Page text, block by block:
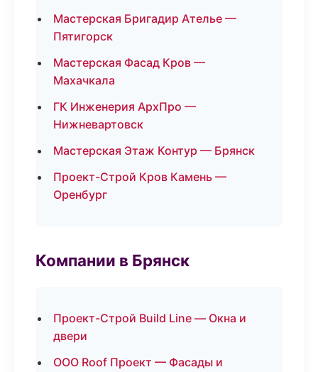
Мастерская Бригадир Ателье —
Пятигорск
Мастерская Фасад Кров —
Махачкала
ГК Инженерия АрхПро —
Нижневартовск
Мастерская Этаж Контур — Брянск
Проект-Строй Кров Камень —
Оренбург
Компании в Брянск
Проект-Строй Build Line — Окна и
двери
ООО Roof Проект — Фасады и